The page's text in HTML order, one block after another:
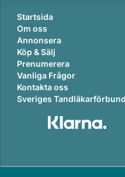
Startsida
Om oss
Annonsera
Köp & Sälj
Prenumerera
Vanliga Frågor
Kontakta oss
Sveriges Tandläkarförbund